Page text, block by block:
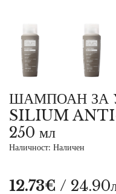
ШАМПОАН ЗА
SILIUM
250 мл
Наличност: Наличен
12.73€ /